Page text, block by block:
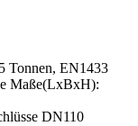
Tonnen, EN1433
Maße(LxBxH):
DN110